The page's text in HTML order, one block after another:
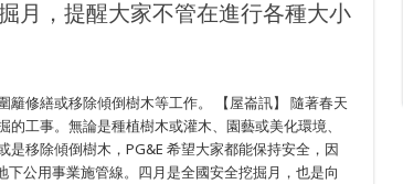
月，提醒大家不管在進行各種大小
修繕或移除傾倒樹木等工作。 【屋崙訊】 隨著春天
工事。無論是種植樹木或灌木、園藝或美化環境、
移除傾倒樹木，PG&E 希望大家都能保持安全，因
公用事業施管線。四月是全國安全挖掘月，也是向